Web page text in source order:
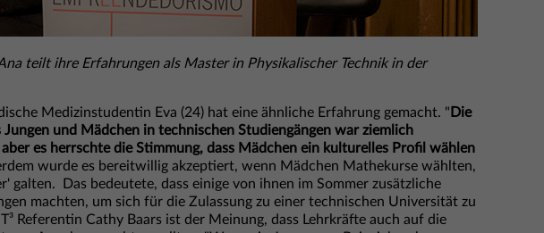
teilt ihre Erfahrungen als Master in Physikalischer Technik in der
Medizinstudentin Eva (24) hat eine ähnliche Erfahrung gemacht. " Die
Jungen und Mädchen in technischen Studiengängen war ziemlich
aber es herrschte die Stimmung, dass Mädchen ein kulturelles Profil wählen
wurde es bereitwillig akzeptiert, wenn Mädchen Mathekurse wählten,
galten. Das bedeutete, dass einige von ihnen im Sommer zusätzliche
machten, um sich für die Zulassung zu einer technischen Universität zu
Referentin Cathy Baars ist der Meinung, dass Lehrkräfte auch auf die